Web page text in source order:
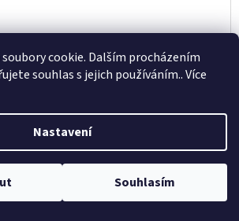
cookie. Dalším procházením
souhlas s jejich používáním.. Více
Nastavení
Souhlasím
DO
KOŠÍKU
DETAIL